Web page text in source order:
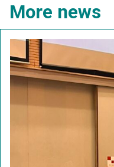
More news